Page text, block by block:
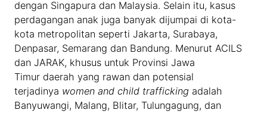
dengan Singapura dan Malaysia. Selain itu, kasus
perdagangan anak juga banyak dijumpai di kota-
kota metropolitan seperti Jakarta, Surabaya,
Denpasar, Semarang dan Bandung. Menurut ACILS
dan JARAK, khusus untuk Provinsi Jawa
Timur daerah yang rawan dan potensial
terjadinya women and child trafficking adalah
Banyuwangi, Malang, Blitar, Tulungagung, dan